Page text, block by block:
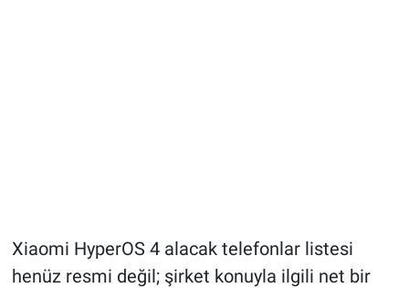
Xiaomi HyperOS 4 alacak telefonlar listesi
henüz resmi değil; şirket konuyla ilgili net bir